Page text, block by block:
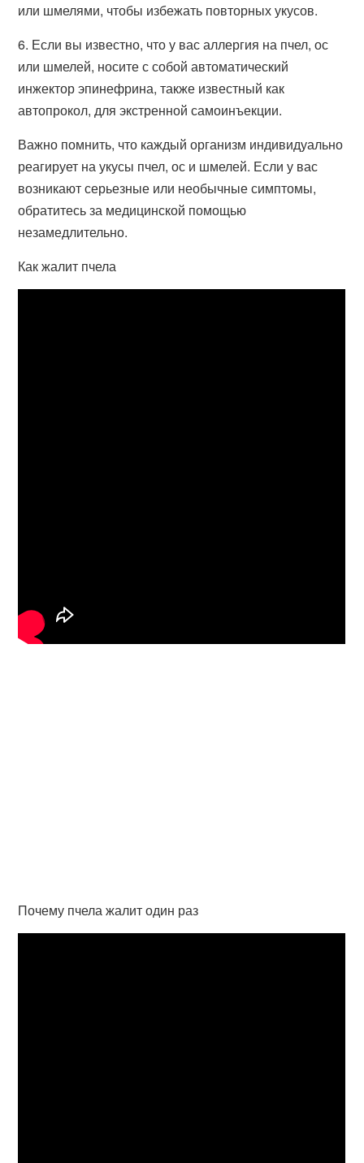
или шмелями, чтобы избежать повторных укусов.
6. Если вы известно, что у вас аллергия на пчел, ос
или шмелей, носите с собой автоматический
инжектор эпинефрина, также известный как
автопрокол, для экстренной самоинъекции.
Важно помнить, что каждый организм индивидуально
реагирует на укусы пчел, ос и шмелей. Если у вас
возникают серьезные или необычные симптомы,
обратитесь за медицинской помощью
незамедлительно.
Как жалит пчела
Почему пчела жалит один раз